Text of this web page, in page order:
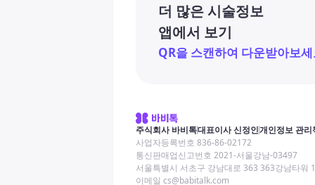
더 많은 시술정보
앱에서 보기
QR을 스캔하여 다운받아보세
주식회사 바비톡대표이사 신정인개인정보 관리
사업자등록번호 836-86-02172
통신판매업신고번호 2021-서울강남-03497
서울특별시 서초구 강남대로 363 363강남타워
이메일 cs@babitalk.com